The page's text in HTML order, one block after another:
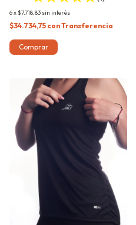
6x $7.718,83 sin interés
$34.734,75 conTransferencia
Comprar